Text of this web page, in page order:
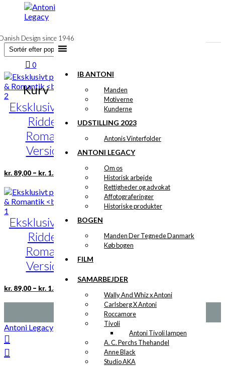
indhold
Design since 1946
IB ANTONI
Manden
Motiverne
Kunderne
UDSTILLING 2023
Antonis Vinterfolder
ANTONI LEGACY
Om os
Historisk arbejde
Rettigheder og advokat
Affotograferinger
Historiske produkter
BOGEN
Manden Der Tegnede Danmark
Køb bogen
FILM
SAMARBEJDER
Wally And Whiz x Antoni
Carlsberg X Antoni
Roccamore
Tivoli
Antoni Tivoli lampen
A. C. Perchs Thehandel
Anne Black
Studio AKA
0
Kurv
Eksklusivt print:
Ridder &
Romantik
Version 2
kr. 89,00 – kr. 1.399,00
Prisinterval:
kr. 89,00
kr. 1.399,00
Dette
vare
har
flere
varianter.
Mulighederne
vælges
varesiden
Eksklusivt print:
Ridder &
Romantik
Version 1
kr. 89,00 – kr. 1.399,00
kr. 89,00
kr. 1.399,00
vare
har
flere
varianter.
Mulighederne
kan
vælges
Antoni Legacy